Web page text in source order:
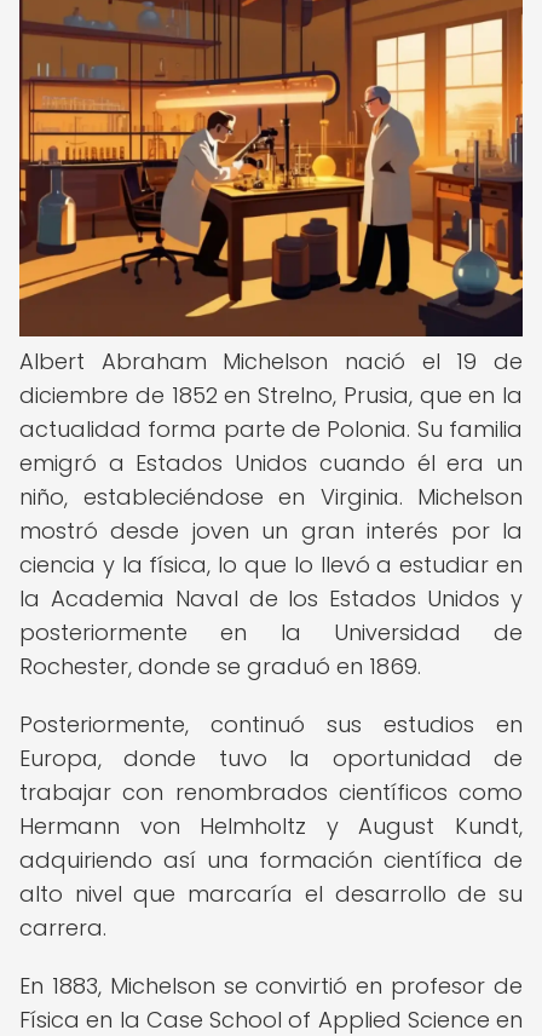
Albert Abraham Michelson nació el 19 de
diciembre de 1852 en Strelno, Prusia, que en la
actualidad forma parte de Polonia. Su familia
emigró a Estados Unidos cuando él era un
niño, estableciéndose en Virginia. Michelson
mostró desde joven un gran interés por la
ciencia y la física, lo que lo llevó a estudiar en
la Academia Naval de los Estados Unidos y
posteriormente en la Universidad de
Rochester, donde se graduó en 1869.
Posteriormente, continuó sus estudios en
Europa, donde tuvo la oportunidad de
trabajar con renombrados científicos como
Hermann von Helmholtz y August Kundt,
adquiriendo así una formación científica de
alto nivel que marcaría el desarrollo de su
carrera.
En 1883, Michelson se convirtió en profesor de
Física en la Case School of Applied Science en